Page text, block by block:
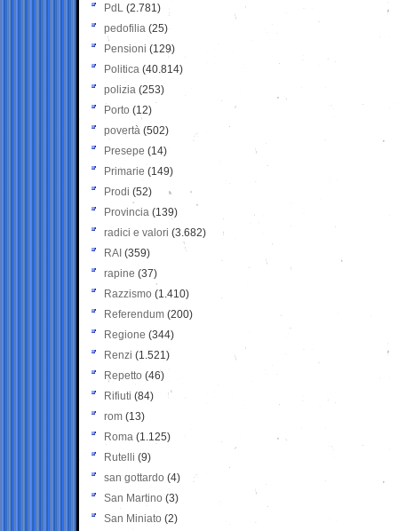
PdL (2.781)
pedofilia (25)
Pensioni (129)
Politica (40.814)
polizia (253)
Porto (12)
povertà (502)
Presepe (14)
Primarie (149)
Prodi (52)
Provincia (139)
radici e valori (3.682)
RAI (359)
rapine (37)
Razzismo (1.410)
Referendum (200)
Regione (344)
Renzi (1.521)
Repetto (46)
Rifiuti (84)
rom (13)
Roma (1.125)
Rutelli (9)
san gottardo (4)
San Martino (3)
San Miniato (2)